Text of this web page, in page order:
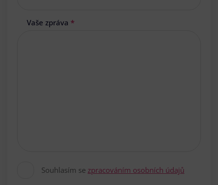
Vaše zpráva *
Souhlasím se zpracováním osobních údajů